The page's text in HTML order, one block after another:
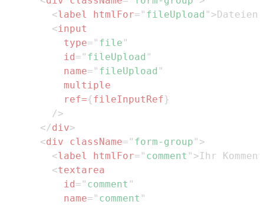
<label htmlFor= " fileUpload " > Dateien
<input
type= " file "
id = " fileUpload "
name= " fileUpload "
multiple
ref={fileInputRef}
/>
</div>
<div className= " form-group " >
<label htmlFor= " comment " >Ihr
<textarea
id = " comment "
name= " comment "